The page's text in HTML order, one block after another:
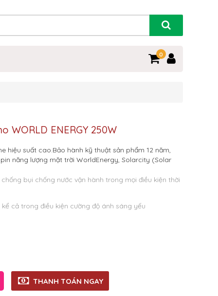
0
WORLD ENERGY 250W
hiệu suất cao.Bảo hành kỹ thuật sản phẩm 12 năm,
năng lượng mặt trời WorldEnergy, Solarcity (Solar
bụi chống nước vận hành trong mọi điều kiện thời
cả trong điều kiện cường độ ánh sáng yếu
THANH TOÁN NGAY